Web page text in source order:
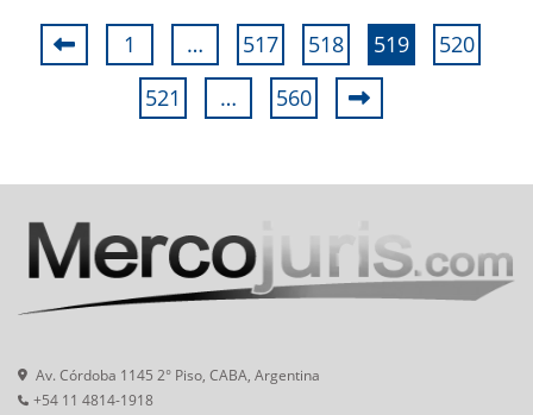
1 … 517 518 519
520
521
… 560
Av. Córdoba 1145 2° Piso, CABA, Argentina
+54 11 4814-1918